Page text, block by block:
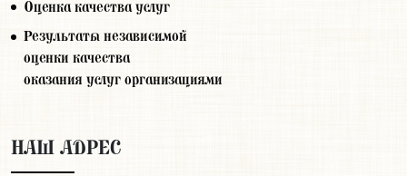
Оценка качества услуг
Результаты независимой
оценки качества
оказания услуг организациями
НАШ АДРЕС